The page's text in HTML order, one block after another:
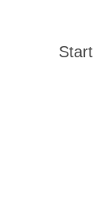
Start